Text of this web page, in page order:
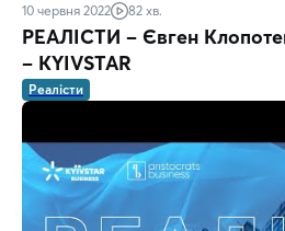
10 червня 2022 82 хв.
РЕАЛІСТИ – Євген
– KYIVSTAR
Реалісти